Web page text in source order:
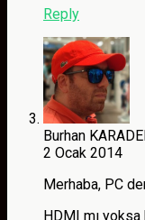
Reply
Burhan
2 Ocak 2014
Merhaba, PC
HDMI mı